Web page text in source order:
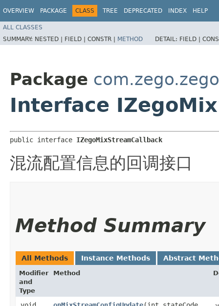
OVERVIEW PACKAGE CLASS TREE DEPRECATED INDEX HELP
ALL CLASSES
SUMMARY: NESTED | FIELD | CONSTR | METHOD DETAIL: FIELD |
Package
Interface
public interface IZegoMixStreamCallback
混流配置信息的回调接口
Method Summary
All Methods Instance Methods Abstract
Modifier
and
Type
Method